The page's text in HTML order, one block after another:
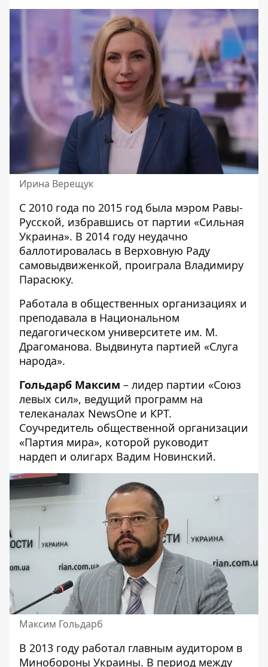
Ирина Верещук
С 2010 года по 2015 год была мэром Равы-
Русской, избравшись от партии «Сильная
Украина». В 2014 году неудачно
баллотировалась в Верховную Раду
самовыдвиженкой, проиграла Владимиру
Парасюку.
Работала в общественных организациях и
преподавала в Национальном
педагогическом университете им. М.
Драгоманова. Выдвинута партией «Слуга
народа».
Гольдарб Максим – лидер партии «Союз
левых сил», ведущий программ на
телеканалах NewsOne и КРТ.
Соучредитель общественной организации
«Партия мира», которой руководит
нардеп и олигарх Вадим Новинский.
Максим Гольдарб
В 2013 году работал главным аудитором в
Минобороны Украины. В период между